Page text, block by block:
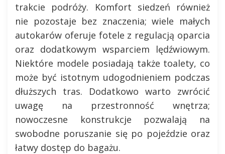
trakcie podróży. Komfort siedzeń również
nie pozostaje bez znaczenia; wiele małych
autokarów oferuje fotele z regulacją oparcia
oraz dodatkowym wsparciem lędźwiowym.
Niektóre modele posiadają także toalety, co
może być istotnym udogodnieniem podczas
dłuższych tras. Dodatkowo warto zwrócić
uwagę na przestronność wnętrza;
nowoczesne konstrukcje pozwalają na
swobodne poruszanie się po pojeździe oraz
łatwy dostęp do bagażu.